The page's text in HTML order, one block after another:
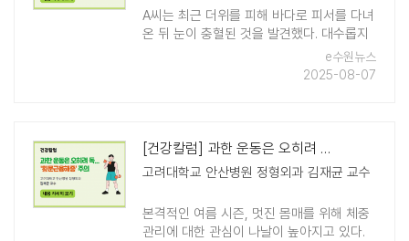
A씨는 최근 더위를 피해 바다로 피서를 다녀
온 뒤 눈이 충혈된 것을 발견했다. 대수롭지
않게 넘겼지만, 며칠이 지나도 이물감과 가
려움이 가라앉지 않아 병원을 찾았고, 바이
e수원뉴스
2025-08-07
[건강칼럼] 과한 운동은 오히려 독… '횡문근융해증' 주의
고려대학교 안산병원 정형외과 김재균 교수
본격적인 여름 시즌, 멋진 몸매를 위해 체중
관리에 대한 관심이 나날이 높아지고 있다.